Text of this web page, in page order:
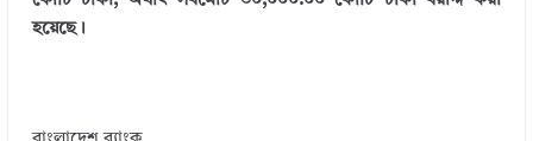
হয়েছে।